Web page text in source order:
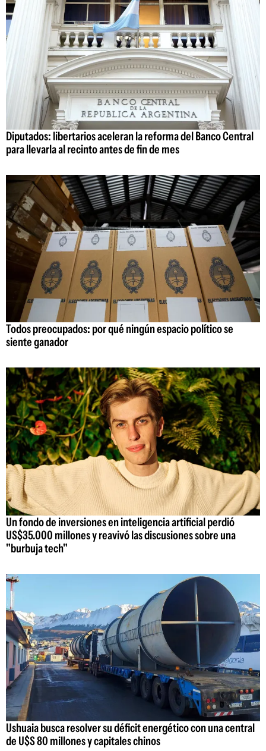
Diputados: libertarios aceleran la reforma del Banco Central
para llevarla al recinto antes de fin de mes
Todos preocupados: por qué ningún espacio político se
siente ganador
Un fondo de inversiones en inteligencia artificial perdió
US$35.000 millones y reavivó las discusiones sobre una
"burbuja tech"
Ushuaia busca resolver su déficit energético con una central
de U$S 80 millones y capitales chinos